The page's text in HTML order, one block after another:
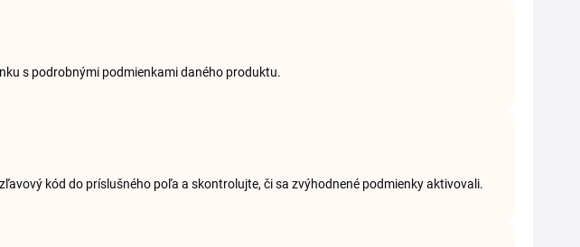
s podrobnými podmienkami daného produktu.
kód do príslušného poľa a skontrolujte, či sa zvýhodnené podmienky aktivovali.